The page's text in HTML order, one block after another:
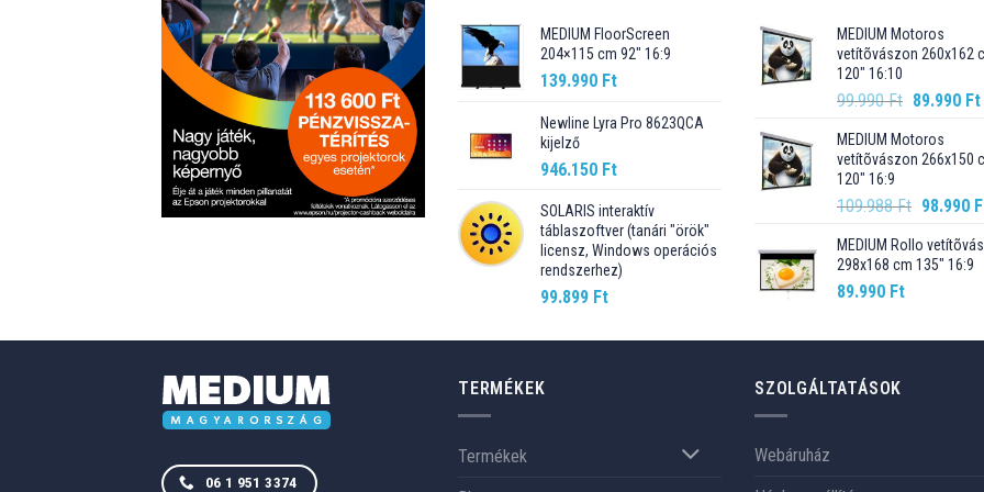
MEDIUM FloorScreen
204×115 cm 92″ 16:9
139.990 Ft
Newline Lyra Pro 8623QCA
kijelző
946.150 Ft
SOLARIS interaktív
táblaszoftver (tanári "örök"
licensz, Windows operációs
rendszerhez)
99.899 Ft
MEDIUM Motoros
vetítõvászon 260x162
120" 16:10
99.990Ft Original
was:
99.990 Ft.
89.990 Ft
MEDIUM Motoros
vetítõvászon 266x150
120" 16:9
109.988Ft Original
was:
109.988
98.990
MEDIUM Rollo
298x168 cm 135" 16:9
89.990 Ft
06 1 951 3374
TERMÉKEK
Termékek
SZOLGÁLTATÁSOK
Webáruház